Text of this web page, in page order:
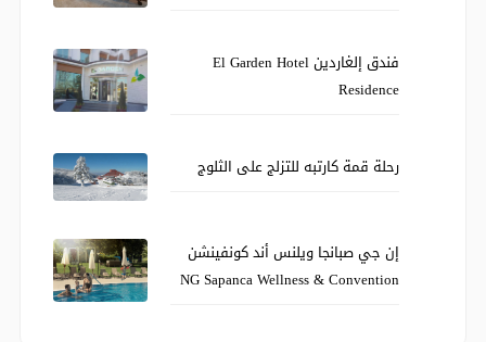
فندق إلغاردين El Garden Hotel
Residence
رحلة قمة كارتبه للتزلج على الثلوج
إن جي صبانجا ويلنس أند كونفينشن
NG Sapanca Wellness & Convention